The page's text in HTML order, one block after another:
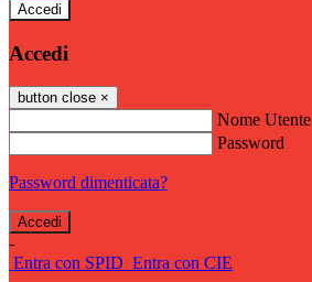
Accedi
Accedi
button close ×
Nome Utente
Password
Password dimenticata?
-
Entra con SPID Entra con CIE